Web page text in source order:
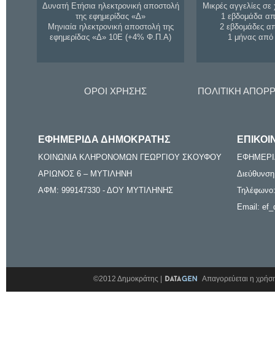
Δυνατή Ετήσια ηλεκτρονική αποστολή
της εφημερίδας «Δ»
Μηνιαία ηλεκτρονική αποστολή της
εφημερίδας «Δ» 10Ε (+4% Φ.Π.Α)
Μικρές αγγελίες σε
1 εβδομάδα
2 εβδομάδες
1 μήνας
ΟΡΟΙ ΧΡΗΣΗΣ ΠΟΛΙΤΙΚΗ
ΕΦΗΜΕΡΙΔΑ ΔΗΜΟΚΡΑΤΗΣ
ΚΟΙΝΩΝΙΑ ΚΛΗΡΟΝΟΜΩΝ ΓΕΩΡΓΙΟΥ ΣΚΟΥΦΟΥ
ΑΡΙΩΝΟΣ 6 – ΜΥΤΙΛΗΝΗ
ΑΦΜ: 999147330 - ΔΟΥ ΜΥΤΙΛΗΝΗΣ
Email:
©2012 Δημοκράτης | Απαγορεύεται η